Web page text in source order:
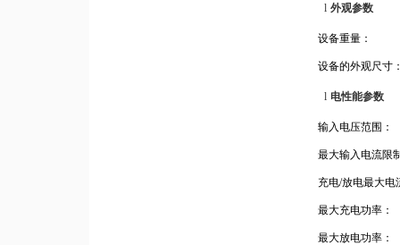
l 外观参数
设备重量：
设备的外观尺寸
l 电性能参数
输入电压范围：
最大输入电流限
充电/放电最大电
最大充电功率：
最大放电功率：